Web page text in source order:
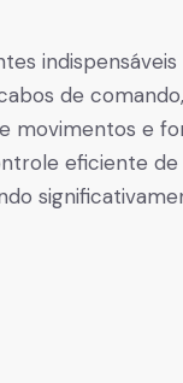
indispensáveis
de
movimentos e
eficiente